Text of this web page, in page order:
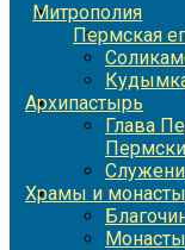
Митрополия
Пермская
Архипастырь
Глава
Храмы и